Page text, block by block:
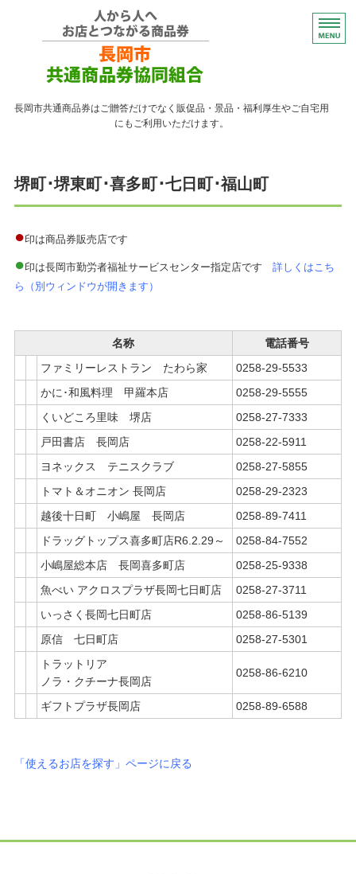
コンパクトなプレゼン
長岡市共通商品券はご贈答だけでなく販促品・景品・福利厚生やご自宅用
にもご利用いただけます。
よくある質問
堺町･堺東町･喜多町･七日町･福山町
●印は商品券販売店です
●印は長岡市勤労者福祉サービスセンター指定店です 詳しくはこち
ら（別ウィンドウが開きます）
名称
電話番号
ファミリーレストラン たわら家
0258-29-5533
かに･和風料理 甲羅本店
0258-29-5555
くいどころ里味 堺店
0258-27-7333
戸田書店 長岡店
0258-22-5911
ヨネックス テニスクラブ
0258-27-5855
トマト＆オニオン 長岡店
0258-29-2323
越後十日町 小嶋屋 長岡店
0258-89-7411
ドラッグトップス喜多町店R6.2.29～
0258-84-7552
小嶋屋総本店 長岡喜多町店
0258-25-9338
魚べい アクロスプラザ長岡七日町店
0258-27-3711
いっさく長岡七日町店
0258-86-5139
原信 七日町店
0258-27-5301
トラットリア
ノラ・クチーナ長岡店
0258-86-6210
ギフトプラザ長岡店 0258-89-6588
「使えるお店を探す」ページに戻る